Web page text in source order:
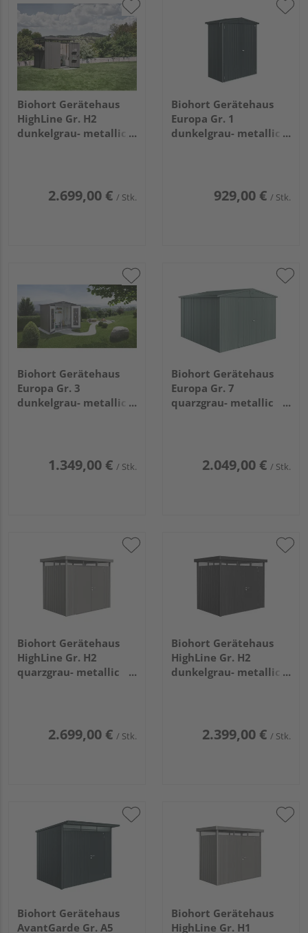
Biohort Gerätehaus
HighLine Gr. H2
dunkelgrau- metallic,
2.699,00 € / Stk.
Biohort Gerätehaus
Europa Gr. 1
dunkelgrau- metallic
929,00 € / Stk.
Biohort Gerätehaus
Europa Gr. 3
dunkelgrau- metallic
1.349,00 € / Stk.
Biohort Gerätehaus
Europa Gr. 7
quarzgrau- metallic
2.049,00 € / Stk.
Biohort Gerätehaus
HighLine Gr. H2
quarzgrau- metallic
2.699,00 € / Stk.
Biohort Gerätehaus
HighLine Gr. H2
dunkelgrau- metallic,
2.399,00 € / Stk.
Biohort Gerätehaus
AvantGarde Gr. A5
Biohort Gerätehaus
HighLine Gr. H1